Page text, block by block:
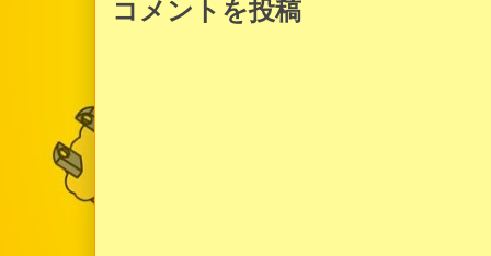
コメントを投稿